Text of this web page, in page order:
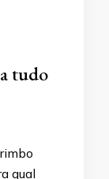
tudo
qual